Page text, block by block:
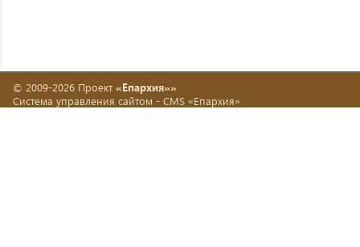
© 2009-2026 Проект «Епархия»»
Система управления сайтом - CMS «Епархия»